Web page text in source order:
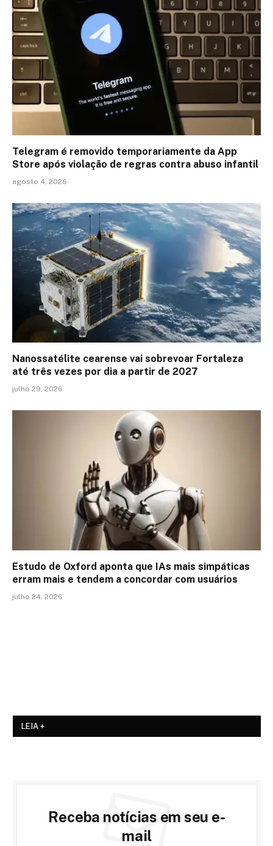
Telegram é removido temporariamente da App
Store após violação de regras contra abuso infantil
agosto 4, 2026
Nanossatélite cearense vai sobrevoar Fortaleza
até três vezes por dia a partir de 2027
julho 29, 2026
Estudo de Oxford aponta que IAs mais simpáticas
erram mais e tendem a concordar com usuários
julho 24, 2026
LEIA +
Receba notícias em seu e-
mail